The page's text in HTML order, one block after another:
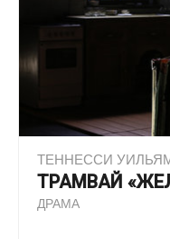
ТЕННЕССИ
ТРАМВАЙ
ДРАМА